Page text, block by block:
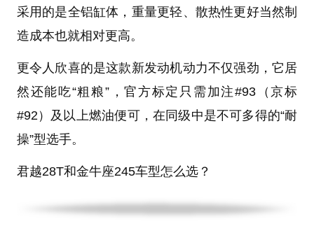
采用的是全铝缸体，重量更轻、散热性更好当然制
造成本也就相对更高。
更令人欣喜的是这款新发动机动力不仅强劲，它居
然还能吃“粗粮”，官方标定 只需加注#93（京标
#92） 及以上燃油便可，在同级中是不可多得的“耐
操”型选手。
君越28T和金牛座245车型怎么选？